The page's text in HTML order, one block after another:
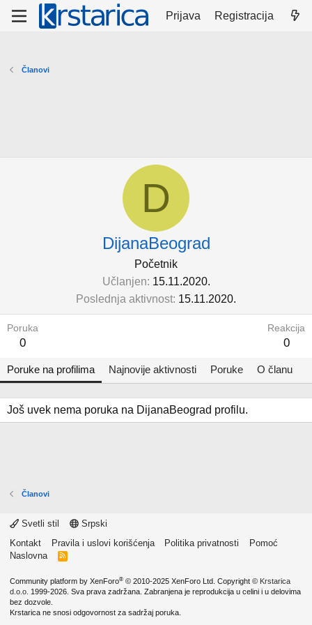
Prijava Registracija
Članovi
D
DijanaBeograd
Početnik
Učlanjen 15.11.2020.
Poslednja aktivnost 15.11.2020.
Poruka
0
Reakcija
0
Poruke na profilima Najnovije aktivnosti Poruke O članu
Još uvek nema poruka na DijanaBeograd profilu.
Članovi
Svetli stil
Srpski
Kontakt
Pravila i uslovi korišćenja Politika privatnosti
Pomoć
Naslovna
R
Community platform by XenForo® © 2010-2025 XenForo Ltd. Copyright © Krstarica
d.o.o. 1999-2026. Sva prava zadržana. Zabranjena je reprodukcija u celini i u delovima
bez dozvole.
Krstarica ne snosi odgovornost za sadržaj poruka.